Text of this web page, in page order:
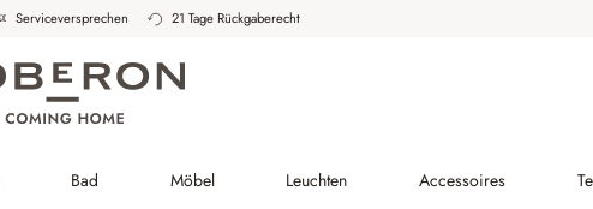
Serviceversprechen 21 Tage Rückgaberecht
Bad Möbel Leuchten Accessoires